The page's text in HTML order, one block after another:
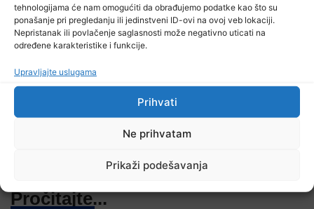
tehnologijama će nam omogućiti da obrađujemo podatke kao što su
ponašanje pri pregledanju ili jedinstveni ID-ovi na ovoj veb lokaciji.
Nepristanak ili povlačenje saglasnosti može negativno uticati na
određene karakteristike i funkcije.
Upravljajte uslugama
Prihvati
Ne prihvatam
Prikaži podešavanja
TV RASPORED
Pročitajte...